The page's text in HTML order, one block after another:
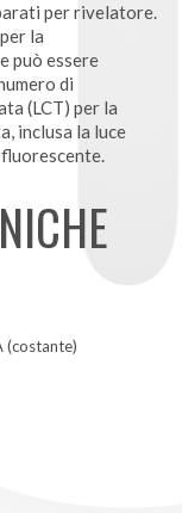
per rivelatore.
la
può essere
di
(LCT) per la
inclusa la luce
fluorescente.
(costante)